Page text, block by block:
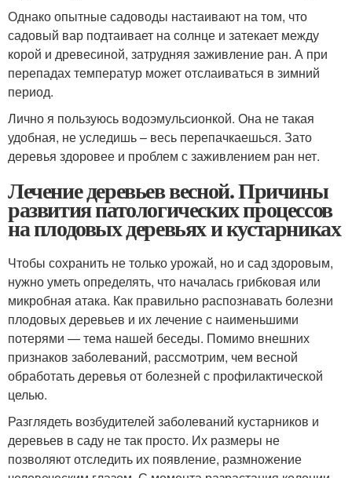
Однако опытные садоводы настаивают на том, что
садовый вар подтаивает на солнце и затекает между
корой и древесиной, затрудняя заживление ран. А при
перепадах температур может отслаиваться в зимний
период.
Лично я пользуюсь водоэмульсионкой. Она не такая
удобная, не уследишь – весь перепачкаешься. Зато
деревья здоровее и проблем с заживлением ран нет.
Лечение деревьев весной. Причины
развития патологических процессов
на плодовых деревьях и кустарниках
Чтобы сохранить не только урожай, но и сад здоровым,
нужно уметь определять, что началась грибковая или
микробная атака. Как правильно распознавать болезни
плодовых деревьев и их лечение с наименьшими
потерями — тема нашей беседы. Помимо внешних
признаков заболеваний, рассмотрим, чем весной
обработать деревья от болезней с профилактической
целью.
Разглядеть возбудителей заболеваний кустарников и
деревьев в саду не так просто. Их размеры не
позволяют отследить их появление, размножение